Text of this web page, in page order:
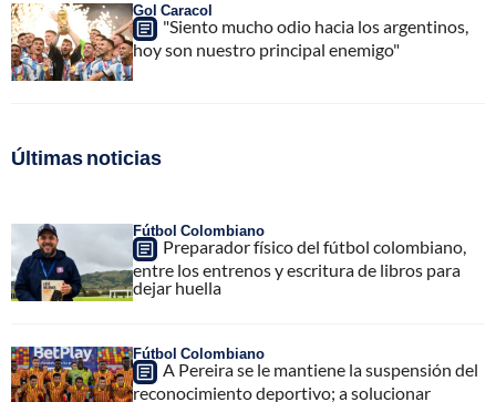
Gol Caracol
"Siento mucho odio hacia los argentinos,
hoy son nuestro principal enemigo"
Últimas noticias
Fútbol Colombiano
Preparador físico del fútbol colombiano,
entre los entrenos y escritura de libros para
dejar huella
Fútbol Colombiano
A Pereira se le mantiene la suspensión del
reconocimiento deportivo; a solucionar